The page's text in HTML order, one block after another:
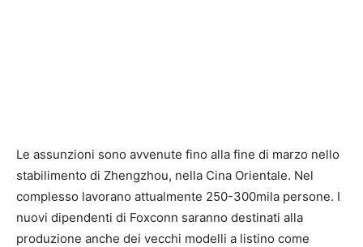
Le assunzioni sono avvenute fino alla fine di marzo nello
stabilimento di Zhengzhou, nella Cina Orientale. Nel
complesso lavorano attualmente 250-300mila persone. I
nuovi dipendenti di Foxconn saranno destinati alla
produzione anche dei vecchi modelli a listino come